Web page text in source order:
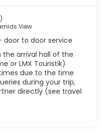
Hammams. Inget besök i
museet.
tusentals minareter, buller,
fascinerande stad. Få
i antal monument eller
en vanlig stad, Kairo är en
View
door to door service
the arrival hall of the
or LMX Touristik)
due to the time
during your trip,
directly (see travel